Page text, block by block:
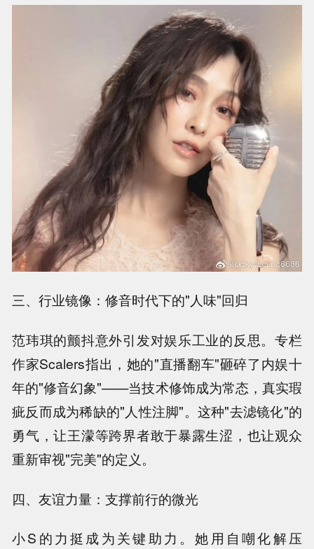
三、行业镜像：修音时代下的"人味"回归
范玮琪的颤抖意外引发对娱乐工业的反思。专栏
作家Scalers指出，她的"直播翻车"砸碎了内娱十
年的"修音幻象"——当技术修饰成为常态，真实瑕
疵反而成为稀缺的"人性注脚"。这种"去滤镜化"的
勇气，让王濛等跨界者敢于暴露生涩，也让观众
重新审视"完美"的定义。
四、友谊力量：支撑前行的微光
小S的力挺成为关键助力。她用自嘲化解压